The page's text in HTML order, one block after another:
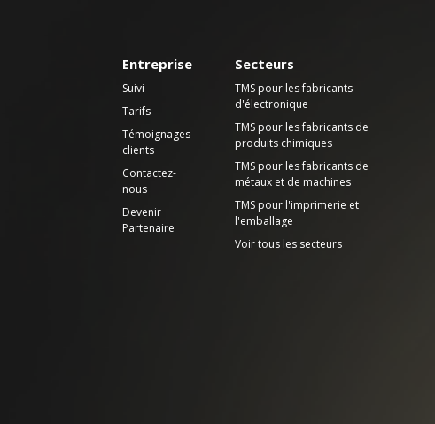
Entreprise
Suivi
Tarifs
Témoignages
clients
Contactez-
nous
Devenir
Partenaire
Secteurs
TMS pour les fabricants
d'électronique
TMS pour les fabricants de
produits chimiques
TMS pour les fabricants de
métaux et de machines
TMS pour l'imprimerie et
l'emballage
Voir tous les secteurs